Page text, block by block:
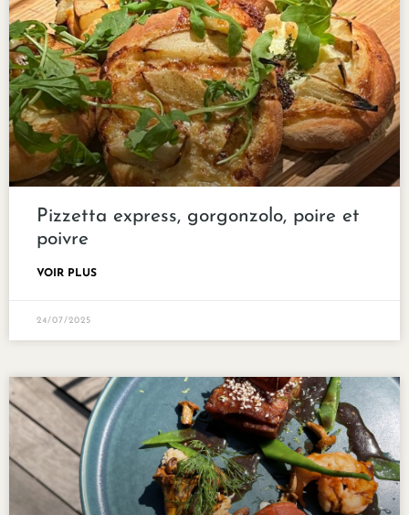
Pizzetta express, gorgonzolo, poire et
poivre
VOIR PLUS
24/07/2025